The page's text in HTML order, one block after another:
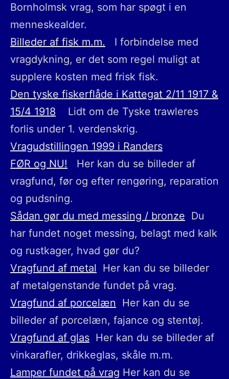
Bornholmsk vrag, som har spøgt i en
menneskealder.
Billeder af fisk m.m. I forbindelse med
vragdykning, er det som regel muligt at
supplere kosten med frisk fisk.
Den tyske fiskerflåde i Kattegat 2/11 1917 &
15/4 1918 Lidt om de Tyske trawleres
forlis under 1. verdenskrig.
Vragudstillingen 1999 i Randers
FØR og NU! Her kan du se billeder af
vragfund, før og efter rengøring, reparation
og pudsning.
Sådan gør du med messing / bronze Du
har fundet noget messing, belagt med kalk
og rustkager, hvad gør du?
Vragfund af metal Her kan du se billeder
af metalgenstande fundet på vrag.
Vragfund af porcelæn Her kan du se
billeder af porcelæn, fajance og stentøj.
Vragfund af glas Her kan du se billeder af
vinkarafler, drikkeglas, skåle m.m.
Lamper fundet på vrag Her kan du se